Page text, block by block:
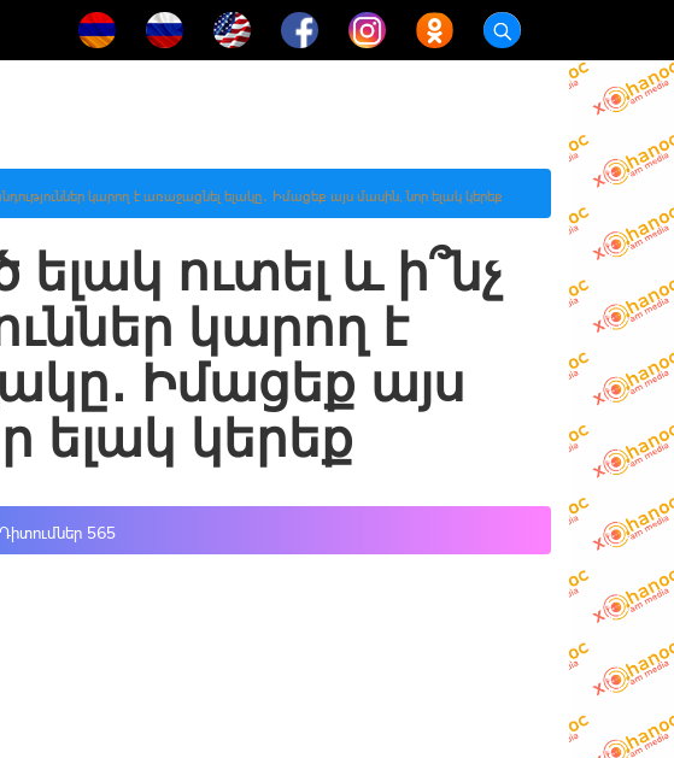
կարող է առաջացնել ելակը․ Իմացեք այս մասին, նոր ելակ կերեք
ելակ ուտել և ի՞նչ
կարող է
Իմացեք այս
ելակ կերեք
565